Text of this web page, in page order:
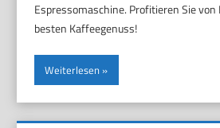
Espressomaschine. Profitieren Sie
besten Kaffeegenuss!
Weiterlesen